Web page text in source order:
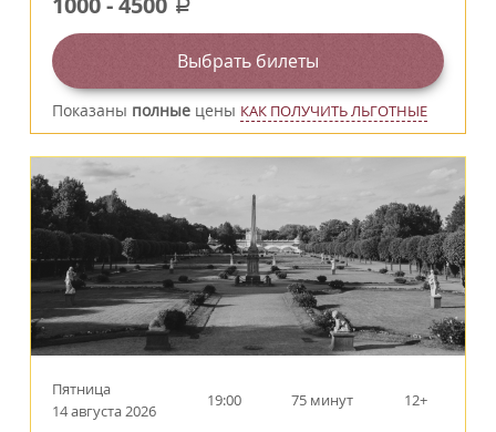
a
Выбрать билеты
Показаны полные цены КАК ПОЛУЧИТЬ ЛЬГОТНЫЕ
Пятница
14 августа 2026
19:00 75 минут 12+